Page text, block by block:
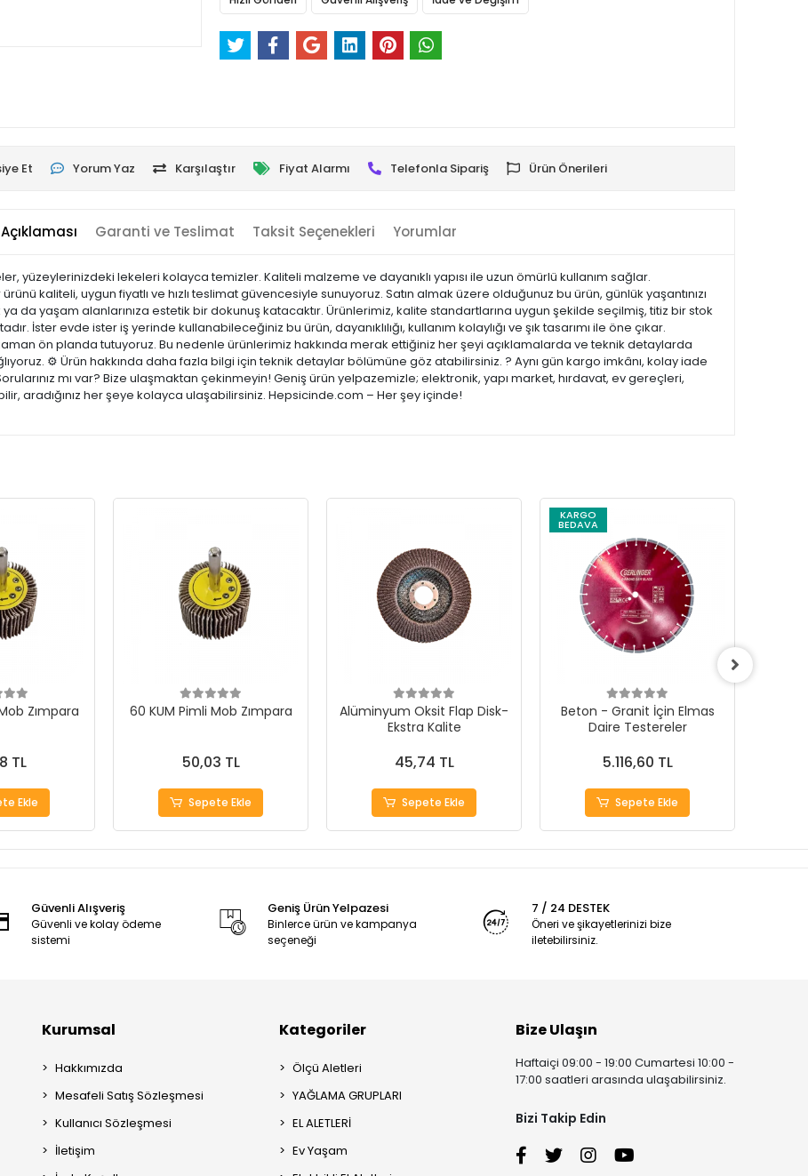
Et Yorum Yaz Karşılaştır Fiyat Alarmı Telefonla Sipariş Ürün Önerileri
Garanti ve Teslimat Taksit Seçenekleri Yorumlar
yüzeylerinizdeki lekeleri kolayca temizler. Kaliteli malzeme ve dayanıklı yapısı ile uzun ömürlü kullanım sağlar.
kaliteli, uygun fiyatlı ve hızlı teslimat güvencesiyle sunuyoruz. Satın almak üzere olduğunuz bu ürün, günlük yaşantınızı
da yaşam alanlarınıza estetik bir dokunuş katacaktır. Ürünlerimiz, kalite standartlarına uygun şekilde seçilmiş, titiz bir stok
İster evde ister iş yerinde kullanabileceğiniz bu ürün, dayanıklılığı, kullanım kolaylığı ve şık tasarımı ile öne çıkar.
ön planda tutuyoruz. Bu nedenle ürünlerimiz hakkında merak ettiğiniz her şeyi açıklamalarda ve teknik detaylarda
⚙️ Ürün hakkında daha fazla bilgi için teknik detaylar bölümüne göz atabilirsiniz. ? Aynı gün kargo imkânı, kolay iade
mı var? Bize ulaşmaktan çekinmeyin! Geniş ürün yelpazemizle; elektronik, yapı market, hırdavat, ev gereçleri,
aradığınız her şeye kolayca ulaşabilirsiniz. Hepsicinde.com – Her şey içinde!
Zımpara
TL
Ekle
60 KUM Pimli Mob Zımpara
50,03 TL
Sepete Ekle
Alüminyum Oksit Flap Disk-
Ekstra Kalite
45,74 TL
Sepete Ekle
KARGO
BEDAVA
Beton - Granit İçin Elmas
Daire Testereler
5.116,60 TL
Sepete Ekle
Güvenli Alışveriş
Güvenli ve kolay ödeme
sistemi
Geniş Ürün Yelpazesi
Binlerce ürün ve kampanya
seçeneği
7 / 24 DESTEK
Öneri ve şikayetlerinizi bize
iletebilirsiniz.
Kurumsal
Hakkımızda
Mesafeli Satış Sözleşmesi
Kullanıcı Sözleşmesi
İletişim
Kategoriler
Ölçü Aletleri
YAĞLAMA GRUPLARI
EL ALETLERİ
Ev Yaşam
Bize Ulaşın
Haftaiçi 09:00 - 19:00 Cumartesi 10:00 -
17:00 saatleri arasında ulaşabilirsiniz.
Bizi Takip Edin